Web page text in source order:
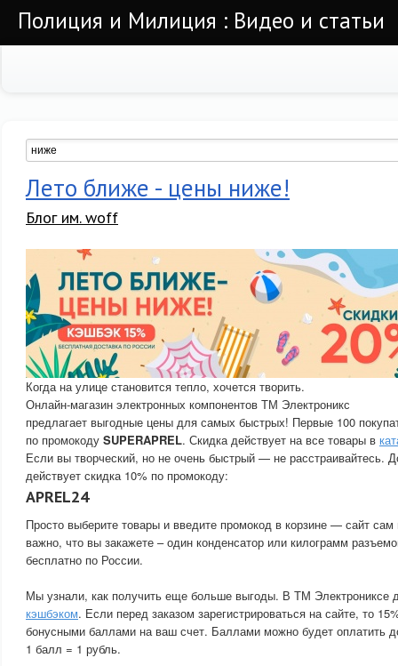
Полиция и Милиция : Видео и статьи
Лето ближе - цены ниже!
Блог им. woff
Когда на улице становится тепло, хочется творить.
Онлайн-магазин электронных компонентов ТМ Электроникс
предлагает выгодные цены для самых быстрых! Первые 100
по промокоду SUPERAPREL. Скидка действует на все товары в
Если вы творческий, но не очень быстрый — не расстраивайтесь.
действует скидка 10% по промокоду:
APREL24
Просто выберите товары и введите промокод в корзине — сайт сам
важно, что вы закажете – один конденсатор или килограмм
бесплатно по России.
Мы узнали, как получить еще больше выгоды. В ТМ Электрониксе
кэшбэком. Если перед заказом зарегистрироваться на сайте, то
бонусными баллами на ваш счет. Баллами можно будет оплатить
1 балл = 1 рубль.